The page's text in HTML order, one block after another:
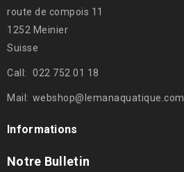
route de compois 11
1252 Meinier
Suisse
Call: 022 752 01 18
Mail: webshop@lemanaquatique.com
Informations
Notre Bulletin